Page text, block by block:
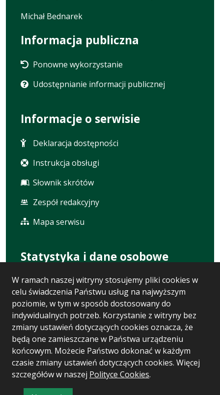
W ramach naszej witryny stosujemy pliki cookies w
celu świadczenia Państwu usług na najwyższym
poziomie, w tym w sposób dostosowany do
indywidualnych potrzeb. Korzystanie z witryny bez
zmiany ustawień dotyczących cookies oznacza, że
będą one zamieszczane w Państwa urządzeniu
końcowym. Możecie Państwo dokonać w każdym
czasie zmiany ustawień dotyczących cookies. Więcej
szczegółów w naszej Polityce Cookies.
Michał Bednarek
Informacja publiczna
Ponowne wykorzystanie
Udostępnianie informacji publicznej
Informacje o serwisie
Deklaracja dostępności
Instrukcja obsługi
Słownik skrótów
Zespół redakcyjny
Mapa serwisu
Statystyka i dane osobowe
Statystyki oglądalności
Ostatnio dodane
Polityka prywatności
RODO
Wersja systemu: 5.7.0 [110]